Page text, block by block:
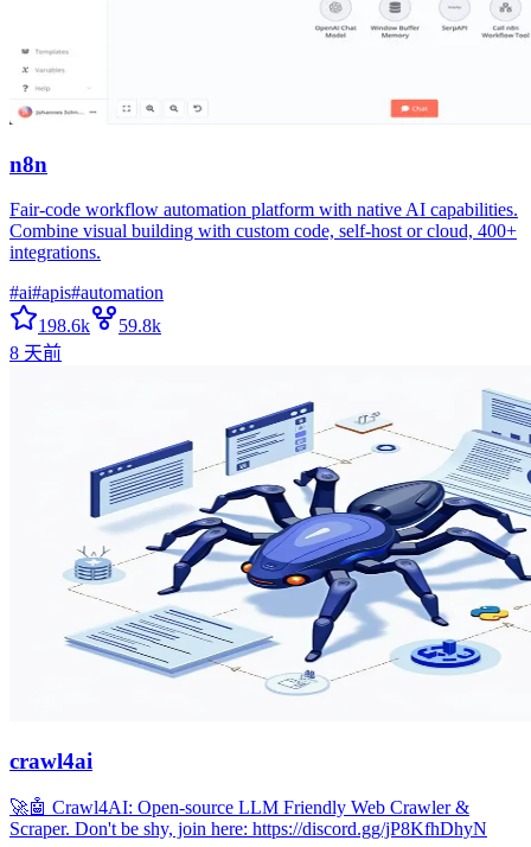
n8n
Fair-code workflow automation platform with native AI capabilities.
Combine visual building with custom code, self-host or cloud, 400+
integrations.
#ai#apis#automation
198.6k
59.8k
8 天前
crawl4ai
🚀🤖 Crawl4AI: Open-source LLM Friendly Web Crawler &
Scraper. Don't be shy, join here: https://discord.gg/jP8KfhDhyN